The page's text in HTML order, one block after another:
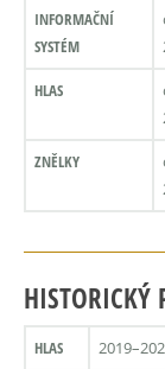
INFORMAČNÍ
SYSTÉM
HLAS
ZNĚLKY
HISTORICKÝ
HLAS